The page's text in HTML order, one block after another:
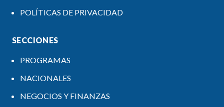
POLÍTICAS DE PRIVACIDAD
SECCIONES
PROGRAMAS
NACIONALES
NEGOCIOS Y FINANZAS